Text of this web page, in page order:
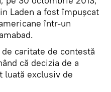
Laden a fost împuşcat
într-un
caritate de contestă
că decizia de a
luată exclusiv de